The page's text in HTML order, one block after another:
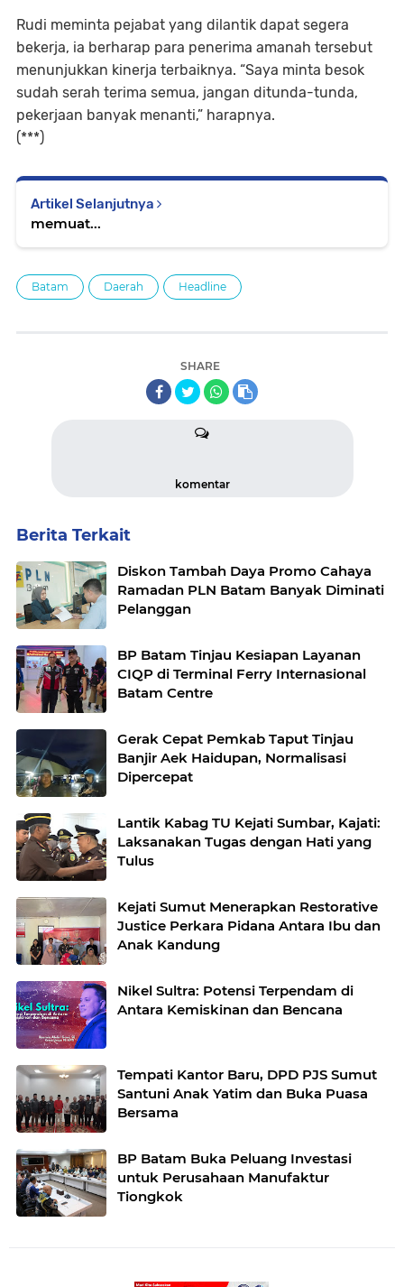
Rudi meminta pejabat yang dilantik dapat segera
bekerja, ia berharap para penerima amanah tersebut
menunjukkan kinerja terbaiknya. “Saya minta besok
sudah serah terima semua, jangan ditunda-tunda,
pekerjaan banyak menanti,” harapnya.
(***)
Artikel Selanjutnya
memuat...
Batam Daerah Headline
SHARE
komentar
Berita Terkait
Diskon Tambah Daya Promo Cahaya
Ramadan PLN Batam Banyak Diminati
Pelanggan
BP Batam Tinjau Kesiapan Layanan
CIQP di Terminal Ferry Internasional
Batam Centre
Gerak Cepat Pemkab Taput Tinjau
Banjir Aek Haidupan, Normalisasi
Dipercepat
Lantik Kabag TU Kejati Sumbar, Kajati:
Laksanakan Tugas dengan Hati yang
Tulus
Kejati Sumut Menerapkan Restorative
Justice Perkara Pidana Antara Ibu dan
Anak Kandung
Nikel Sultra: Potensi Terpendam di
Antara Kemiskinan dan Bencana
Tempati Kantor Baru, DPD PJS Sumut
Santuni Anak Yatim dan Buka Puasa
Bersama
BP Batam Buka Peluang Investasi
untuk Perusahaan Manufaktur
Tiongkok